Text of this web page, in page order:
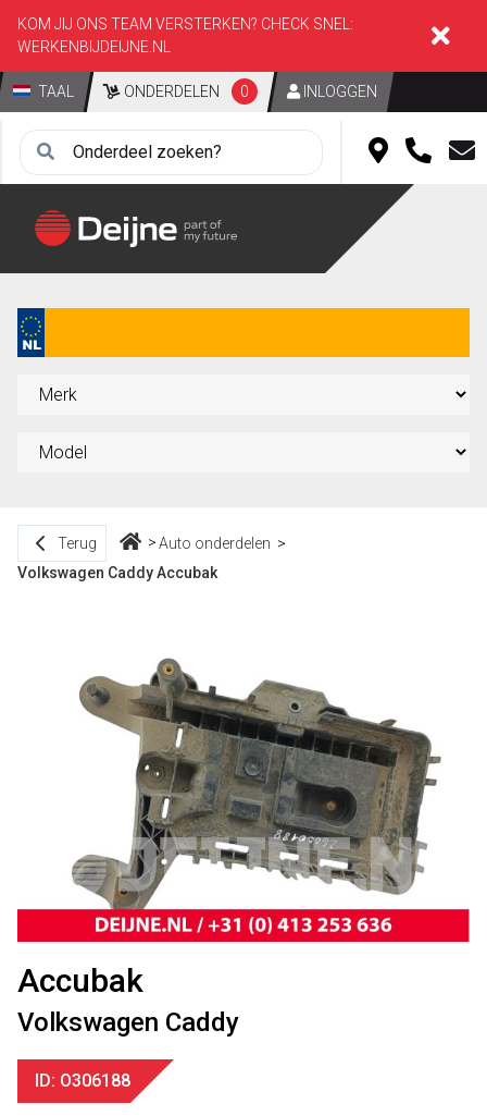
KOM JIJ ONS TEAM VERSTERKEN? CHECK SNEL:
WERKENBIJDEIJNE.NL
TAAL ONDERDELEN 0 INLOGGEN
Terug
Auto onderdelen
Volkswagen Caddy Accubak
Accubak
Volkswagen Caddy
ID: O306188